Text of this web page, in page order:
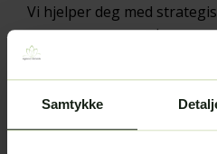
Samtykke
Vi hjelper deg med
av annonser som skaper
Facebook, Instagram,
Med målrettede
innhold, sørger vi for at
øker synligheten og får flere